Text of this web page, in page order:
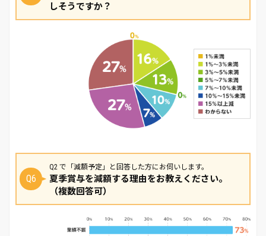
しそうですか？
Q6
Q2 で「減額予定」と回答した方にお伺いします。
夏季賞与を減額する理由をお教えください。
（複数回答可）